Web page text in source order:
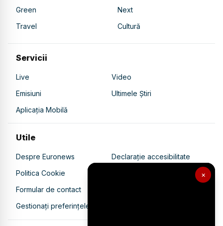
×
Green
Next
Travel
Cultură
Servicii
Live
Video
Emisiuni
Ultimele Știri
Aplicația Mobilă
Utile
Despre Euronews
Declarație accesibilitate
Politica Cookie
Politica de confidențialitate
Formular de contact
Gestionați preferințele